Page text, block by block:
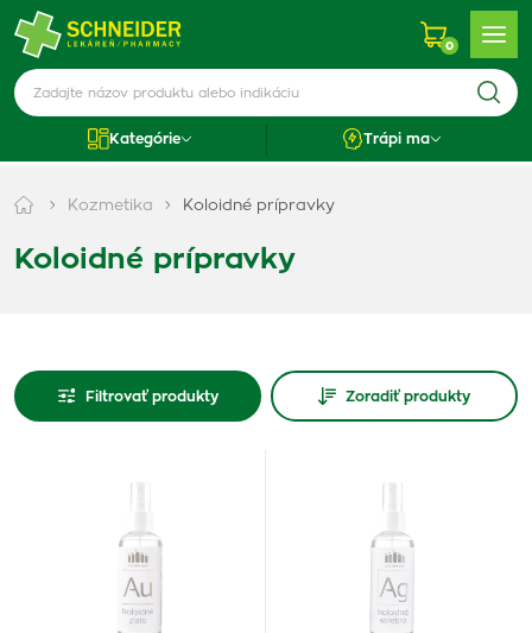
0
Kategórie Trápi ma
Kozmetika Koloidné prípravky
Koloidné prípravky
Filtrovať produkty Zoradiť produkty